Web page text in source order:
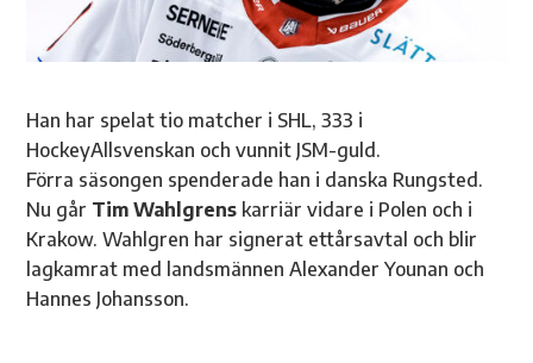
Han har spelat tio matcher i SHL, 333 i
HockeyAllsvenskan och vunnit JSM-guld.
Förra säsongen spenderade han i danska Rungsted.
Nu går Tim Wahlgrens karriär vidare i Polen och i
Krakow. Wahlgren har signerat ettårsavtal och blir
lagkamrat med landsmännen Alexander Younan och
Hannes Johansson.